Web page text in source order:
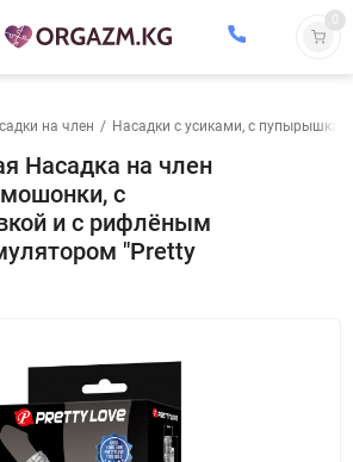
0
на член / Насадки с усиками, с
Насадка на член
с
и с рифлёным
"Pretty